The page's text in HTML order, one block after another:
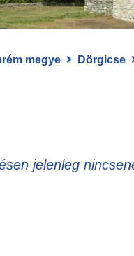
megye Dörgicse
jelenleg